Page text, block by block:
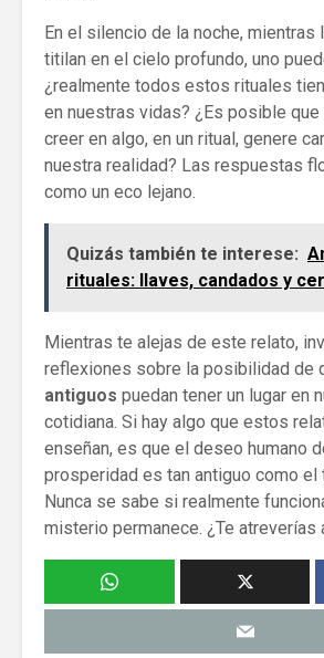
En el silencio de la noche, mientras
titilan en el cielo profundo, uno
¿realmente todos estos rituales
en nuestras vidas? ¿Es posible
creer en algo, en un ritual, genere
nuestra realidad? Las respuestas
como un eco lejano.
Quizás también te interese:
rituales: llaves, candados y
Mientras te alejas de este relato,
reflexiones sobre la posibilidad de
antiguos puedan tener un lugar en
cotidiana. Si hay algo que estos
enseñan, es que el deseo humano
prosperidad es tan antiguo como el
Nunca se sabe si realmente
misterio permanece. ¿Te atreverías